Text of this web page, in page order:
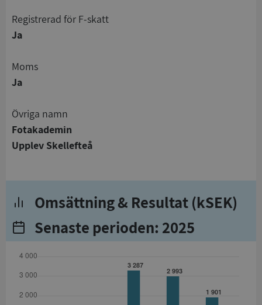
registrerad för F-skatt
Ja
Moms
Ja
Övriga namn
Fotakademin
Upplev Skellefteå
Omsättning & Resultat (kSEK)
Senaste perioden: 2025